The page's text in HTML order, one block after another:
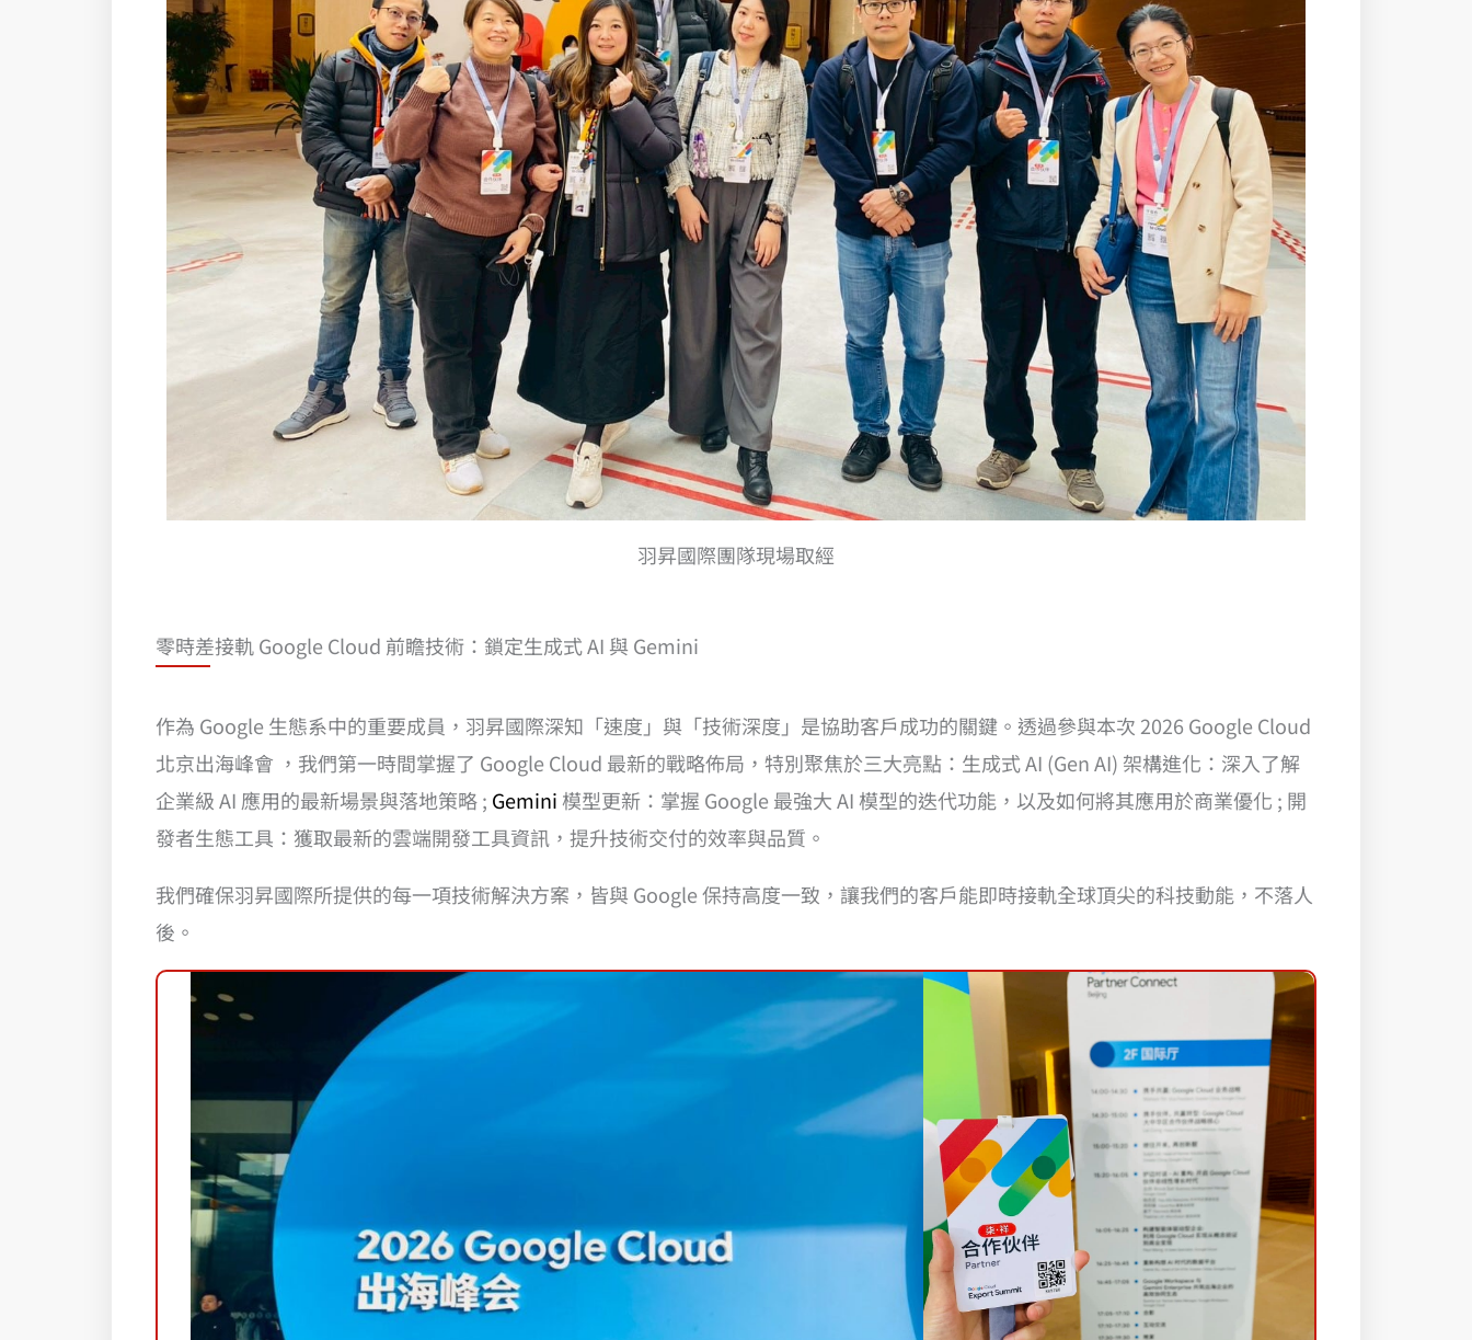
羽昇國際團隊現場取經
零時差接軌 Google Cloud 前瞻技術：鎖定生成式 AI 與 Gemini
作為 Google 生態系中的重要成員，羽昇國際深知「速度」與「技術深度」是協助客戶成功的關鍵。透過參與本次 2026 Google Cloud
北京出海峰會 ，我們第一時間掌握了 Google Cloud 最新的戰略佈局，特別聚焦於三大亮點：生成式 AI (Gen AI) 架構進化：深入了解
企業級 AI 應用的最新場景與落地策略 ; Gemini模型更新：掌握 Google 最強大 AI 模型的迭代功能，以及如何將其應用於商業優化 ; 開
發者生態工具：獲取最新的雲端開發工具資訊，提升技術交付的效率與品質。
我們確保羽昇國際所提供的每一項技術解決方案，皆與 Google 保持高度一致，讓我們的客戶能即時接軌全球頂尖的科技動能，不落人
後。